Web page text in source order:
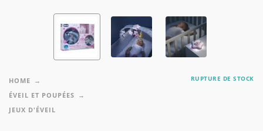
HOME
ÉVEIL ET POUPÉES
JEUX D'ÉVEIL
RUPTURE DE STOCK